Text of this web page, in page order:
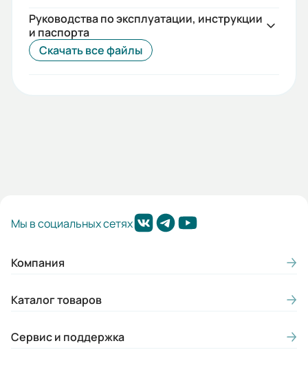
Наличие вентилятора охлаждения:
Да
Руководства по эксплуатации, инструкции
и паспорта
Скачать все файлы
Мы в социальных сетях
Компания
Каталог товаров
Сервис и поддержка